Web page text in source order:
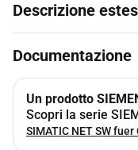
Descrizione
Documentazione
Un prodotto
Scopri la serie
SIMATIC NET SW